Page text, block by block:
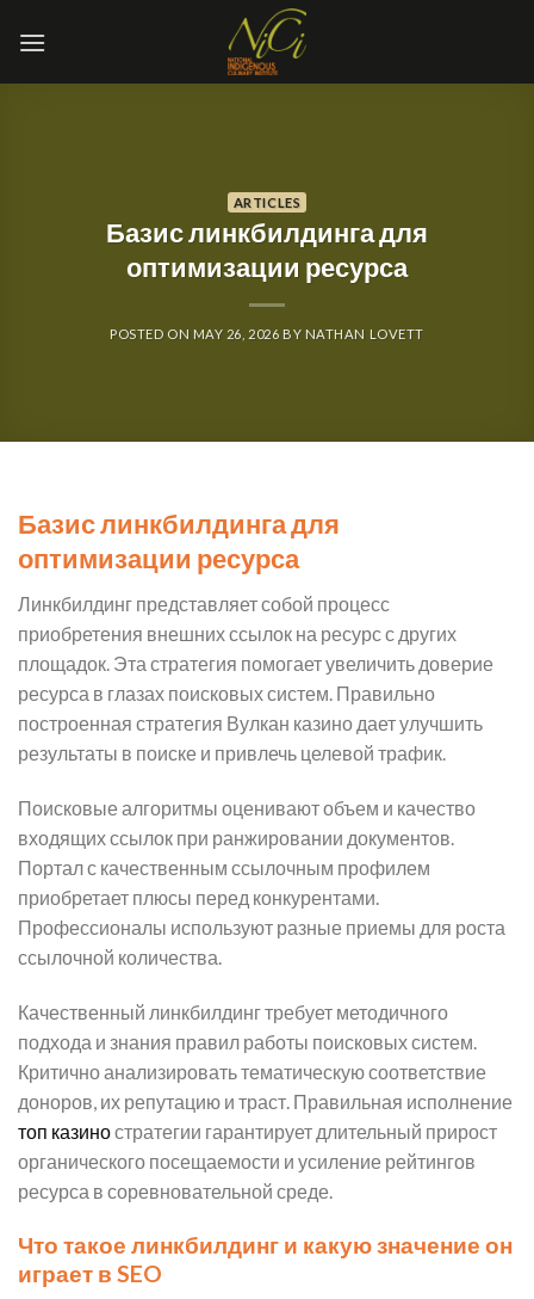
ARTICLES
Базис линкбилдинга для
оптимизации ресурса
POSTED ON MAY 26, 2026 BY NATHAN LOVETT
Базис линкбилдинга для
оптимизации ресурса
Линкбилдинг представляет собой процесс
приобретения внешних ссылок на ресурс с других
площадок. Эта стратегия помогает увеличить доверие
ресурса в глазах поисковых систем. Правильно
построенная стратегия Вулкан казино дает улучшить
результаты в поиске и привлечь целевой трафик.
Поисковые алгоритмы оценивают объем и качество
входящих ссылок при ранжировании документов.
Портал с качественным ссылочным профилем
приобретает плюсы перед конкурентами.
Профессионалы используют разные приемы для роста
ссылочной количества.
Качественный линкбилдинг требует методичного
подхода и знания правил работы поисковых систем.
Критично анализировать тематическую соответствие
доноров, их репутацию и траст. Правильная исполнение
топ казиностратегии гарантирует длительный прирост
органического посещаемости и усиление рейтингов
ресурса в соревновательной среде.
Что такое линкбилдинг и какую значение он
играет в SEO